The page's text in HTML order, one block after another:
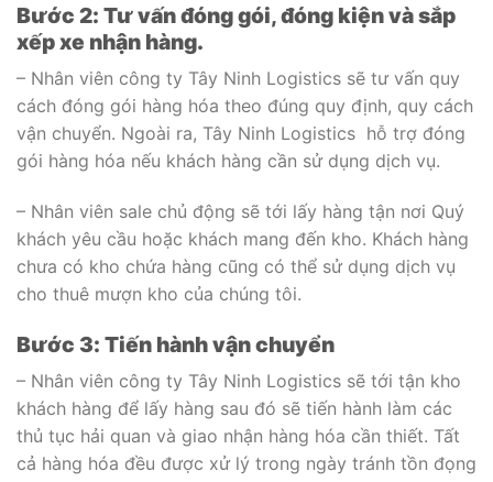
Bước 2: Tư vấn đóng gói, đóng kiện và sắp
xếp xe nhận hàng.
– Nhân viên công ty Tây Ninh Logistics sẽ tư vấn quy
cách đóng gói hàng hóa theo đúng quy định, quy cách
vận chuyển. Ngoài ra, Tây Ninh Logistics hỗ trợ đóng
gói hàng hóa nếu khách hàng cần sử dụng dịch vụ.
– Nhân viên sale chủ động sẽ tới lấy hàng tận nơi Quý
khách yêu cầu hoặc khách mang đến kho. Khách hàng
chưa có kho chứa hàng cũng có thể sử dụng dịch vụ
cho thuê mượn kho của chúng tôi.
Bước 3: Tiến hành vận chuyển
– Nhân viên công ty Tây Ninh Logistics sẽ tới tận kho
khách hàng để lấy hàng sau đó sẽ tiến hành làm các
thủ tục hải quan và giao nhận hàng hóa cần thiết. Tất
cả hàng hóa đều được xử lý trong ngày tránh tồn đọng